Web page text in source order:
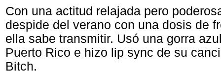
Con una actitud relajada pero
despide del verano con una dosis de
ella sabe transmitir. Usó una gorra
Puerto Rico e hizo lip sync de su
Bitch.